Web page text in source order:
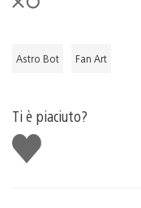
Astro Bot Fan Art
Ti è piaciuto?
Mi
piace